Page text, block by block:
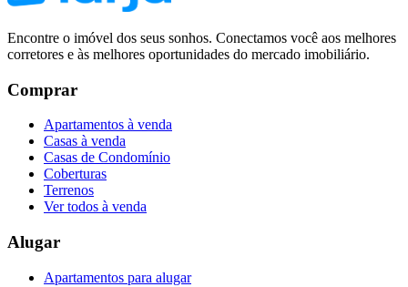
Encontre o imóvel dos seus sonhos. Conectamos você aos melhores
corretores e às melhores oportunidades do mercado imobiliário.
Comprar
Apartamentos à venda
Casas à venda
Casas de Condomínio
Coberturas
Terrenos
Ver todos à venda
Alugar
Apartamentos para alugar